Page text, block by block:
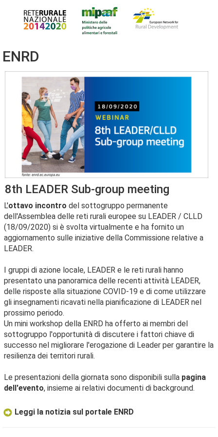
ENRD
8th LEADER Sub-group meeting
L'ottavo incontro del sottogruppo permanente
dell'Assemblea delle reti rurali europee su LEADER / CLLD
(18/09/2020) si è svolta virtualmente e ha fornito un
aggiornamento sulle iniziative della Commissione relative a
LEADER.
I gruppi di azione locale, LEADER e le reti rurali hanno
presentato una panoramica delle recenti attività LEADER,
delle risposte alla situazione COVID-19 e di come utilizzare
gli insegnamenti ricavati nella pianificazione di LEADER nel
prossimo periodo.
Un mini workshop della ENRD ha offerto ai membri del
sottogruppo l'opportunità di discutere i fattori chiave di
successo nel migliorare l'erogazione di Leader per garantire la
resilienza dei territori rurali.
Le presentazioni della giornata sono disponibili sulla pagina
dell'evento, insieme ai relativi documenti di background.
Leggi la notizia sul portale ENRD